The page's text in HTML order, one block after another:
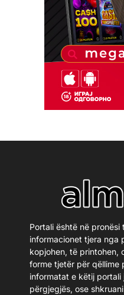
Portali është në
informacionet tjera nga
kopjohen, të printohen,
forme tjetër për qëllime
informatat e këtij
përgjegjës, ose